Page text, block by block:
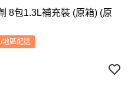
8包1.3L補充裝 (原箱) (原
地區配送